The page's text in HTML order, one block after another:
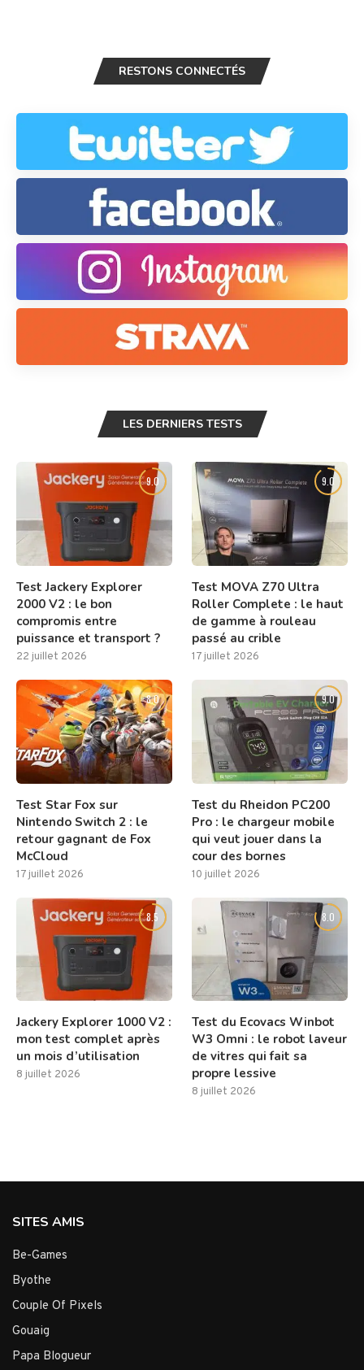
RESTONS CONNECTÉS
LES DERNIERS TESTS
9.0
Test Jackery Explorer
2000 V2 : le bon
compromis entre
puissance et transport ?
22 juillet 2026
9.0
Test MOVA Z70 Ultra
Roller Complete : le haut
de gamme à rouleau
passé au crible
17 juillet 2026
8.0
Test Star Fox sur
Nintendo Switch 2 : le
retour gagnant de Fox
McCloud
17 juillet 2026
9.0
Test du Rheidon PC200
Pro : le chargeur mobile
qui veut jouer dans la
cour des bornes
10 juillet 2026
8.5
Jackery Explorer 1000 V2 :
mon test complet après
un mois d’utilisation
8 juillet 2026
8.0
Test du Ecovacs Winbot
W3 Omni : le robot laveur
de vitres qui fait sa
propre lessive
8 juillet 2026
SITES AMIS
Be-Games
Byothe
Couple Of Pixels
Gouaig
Papa Blogueur